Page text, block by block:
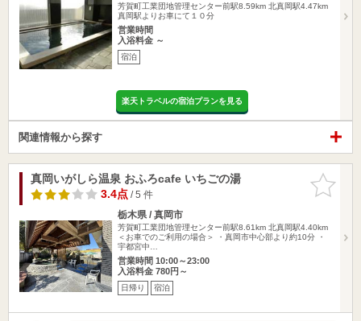
芳賀町工業団地管理センター前駅8.59km 北真岡駅4.47km
真岡駅よりお車にて１０分
営業時間
入浴料金 ～
宿泊
楽天トラベルの宿泊プランを見る
関連情報から探す
お気に入
りに追加
真岡いがしら温泉 おふろcafe いちごの湯
3.4点/ 5 件
栃木県 / 真岡市
芳賀町工業団地管理センター前駅8.61km 北真岡駅4.40km
＜お車でのご利用の場合＞ ・真岡市中心部より約10分 ・
宇都宮中…
営業時間 10:00～23:00
入浴料金 780円～
日帰り 宿泊